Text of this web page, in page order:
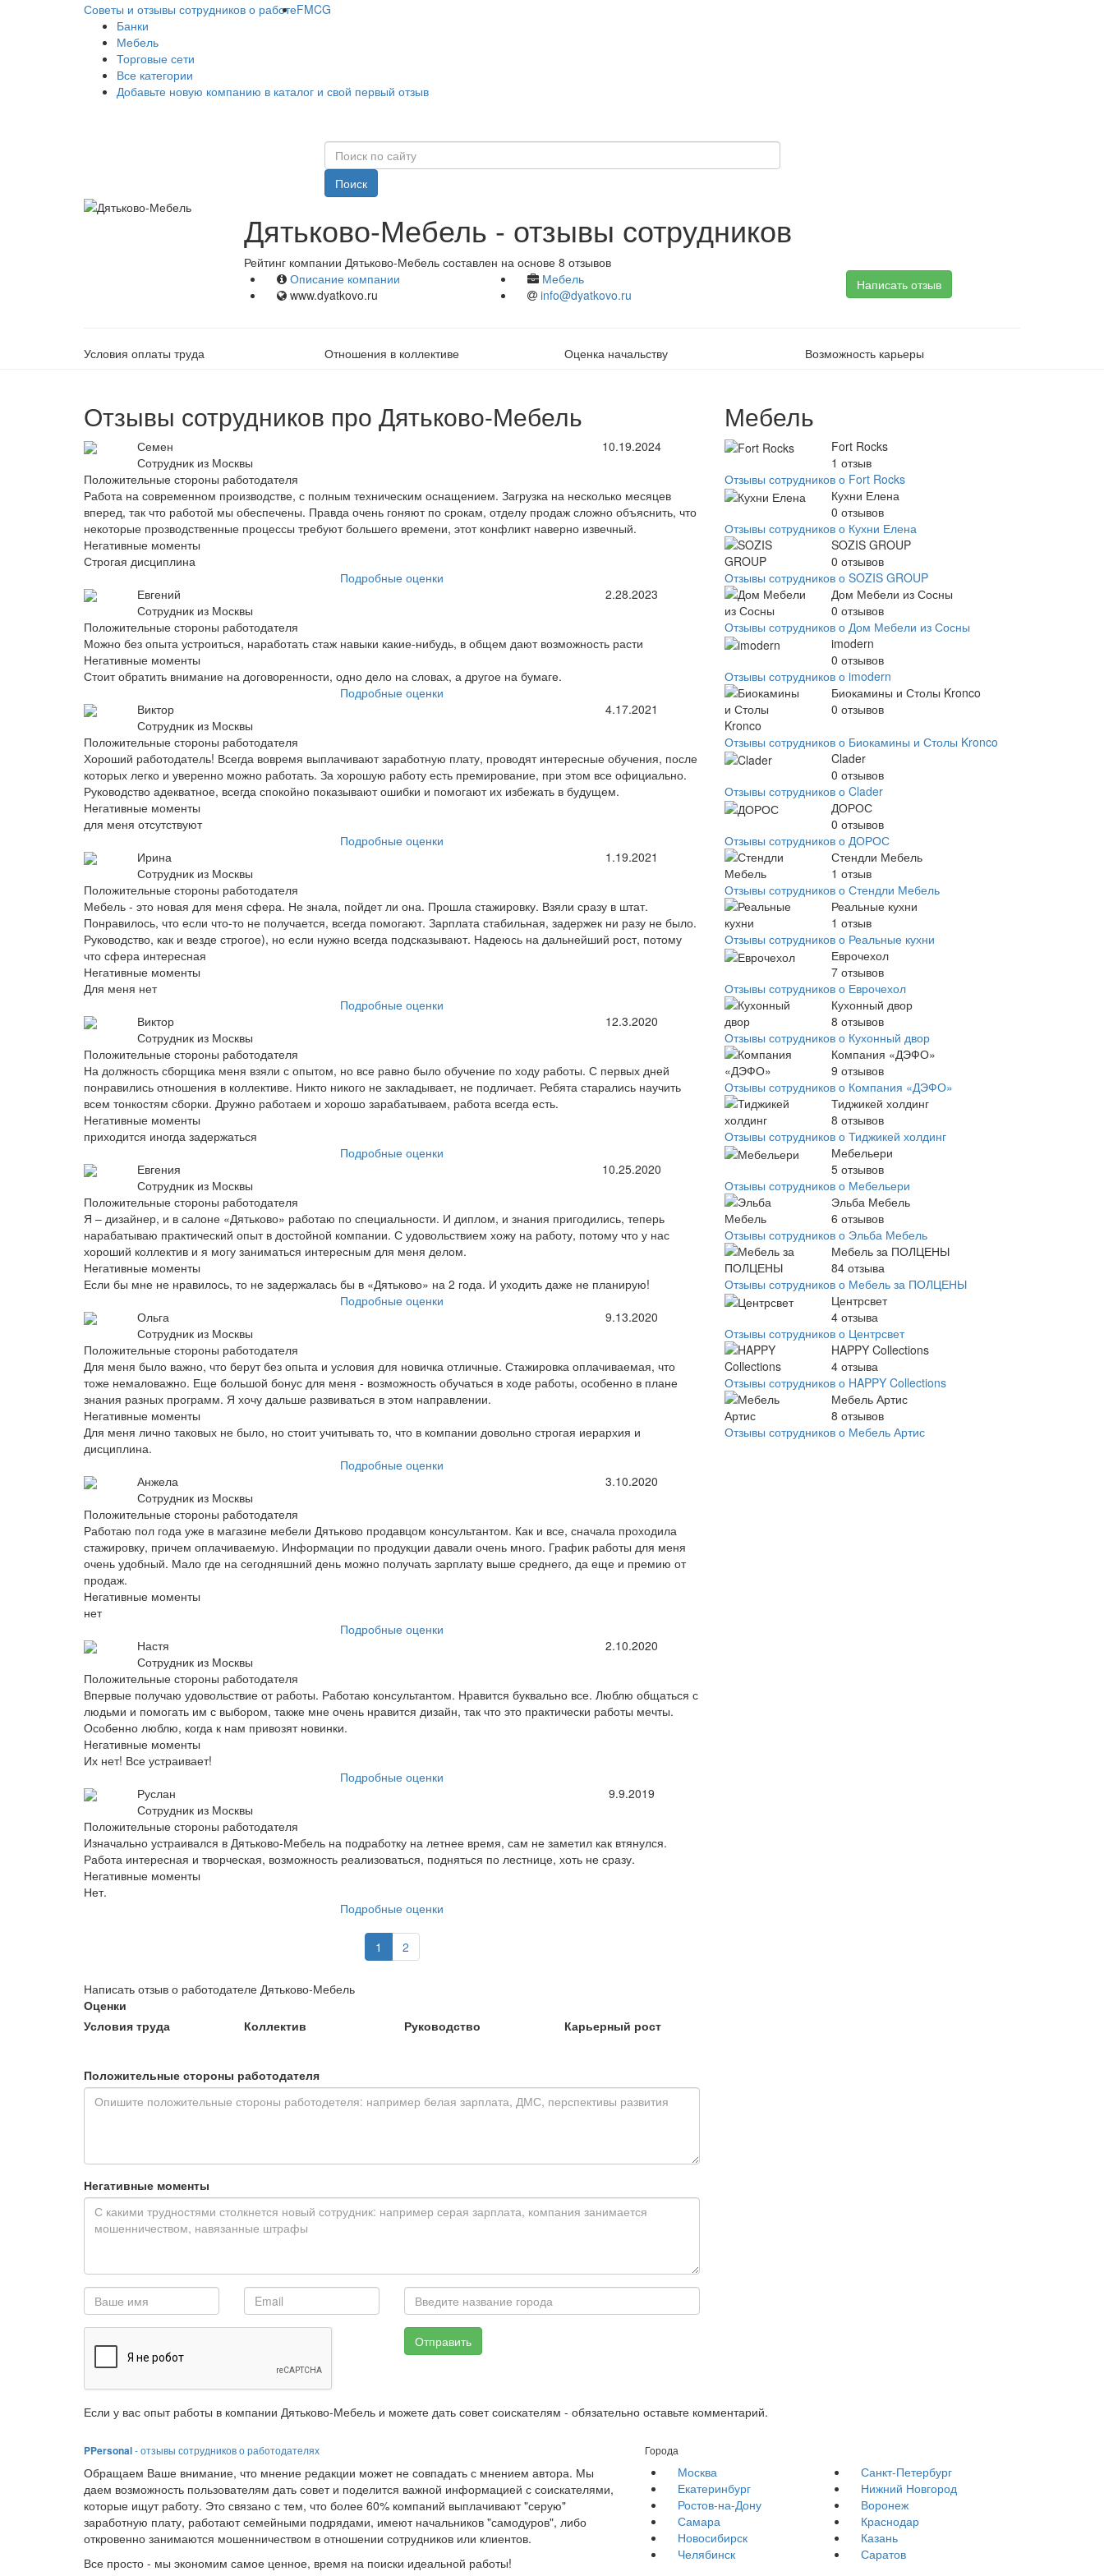
Советы и отзывы сотрудников о работеFMCG
Банки
Мебель
Торговые сети
Все категории
Добавьте новую компанию в каталог и свой первый отзыв
Поиск
Дятьково-Мебель - отзывы сотрудников
Рейтинг компании Дятьково-Мебель составлен на основе 8 отзывов
Описание компании
Мебель
www.dyatkovo.ru
info@dyatkovo.ru
Написать отзыв
Условия оплаты труда Отношения в коллективе Оценка начальству Возможность карьеры
Отзывы сотрудников про Дятьково-Мебель
Семен
Сотрудник из Москвы
10.19.2024
Положительные стороны работодателя
Работа на современном производстве, с полным техническим оснащением. Загрузка на несколько месяцев
вперед, так что работой мы обеспечены. Правда очень гоняют по срокам, отделу продаж сложно объяснить, что
некоторые прозводственные процессы требуют большего времени, этот конфликт наверно извечный.
Негативные моменты
Строгая дисциплина
Подробные оценки
Евгений
Сотрудник из Москвы
2.28.2023
Положительные стороны работодателя
Можно без опыта устроиться, наработать стаж навыки какие-нибудь, в общем дают возможность расти
Негативные моменты
Стоит обратить внимание на договоренности, одно дело на словах, а другое на бумаге.
Подробные оценки
Виктор
Сотрудник из Москвы
4.17.2021
Положительные стороны работодателя
Хороший работодатель! Всегда вовремя выплачивают заработную плату, проводят интересные обучения, после
которых легко и уверенно можно работать. За хорошую работу есть премирование, при этом все официально.
Руководство адекватное, всегда спокойно показывают ошибки и помогают их избежать в будущем.
Негативные моменты
для меня отсутствуют
Подробные оценки
Ирина
Сотрудник из Москвы
1.19.2021
Положительные стороны работодателя
Мебель - это новая для меня сфера. Не знала, пойдет ли она. Прошла стажировку. Взяли сразу в штат.
Понравилось, что если что-то не получается, всегда помогают. Зарплата стабильная, задержек ни разу не было.
Руководство, как и везде строгое), но если нужно всегда подсказывают. Надеюсь на дальнейший рост, потому
что сфера интересная
Негативные моменты
Для меня нет
Подробные оценки
Виктор
Сотрудник из Москвы
12.3.2020
Положительные стороны работодателя
На должность сборщика меня взяли с опытом, но все равно было обучение по ходу работы. С первых дней
понравились отношения в коллективе. Никто никого не закладывает, не подличает. Ребята старались научить
всем тонкостям сборки. Дружно работаем и хорошо зарабатываем, работа всегда есть.
Негативные моменты
приходится иногда задержаться
Подробные оценки
Евгения
Сотрудник из Москвы
10.25.2020
Положительные стороны работодателя
Я – дизайнер, и в салоне «Дятьково» работаю по специальности. И диплом, и знания пригодились, теперь
нарабатываю практический опыт в достойной компании. С удовольствием хожу на работу, потому что у нас
хороший коллектив и я могу заниматься интересным для меня делом.
Негативные моменты
Если бы мне не нравилось, то не задержалась бы в «Дятьково» на 2 года. И уходить даже не планирую!
Подробные оценки
Ольга
Сотрудник из Москвы
9.13.2020
Положительные стороны работодателя
Для меня было важно, что берут без опыта и условия для новичка отличные. Стажировка оплачиваемая, что
тоже немаловажно. Еще большой бонус для меня - возможность обучаться в ходе работы, особенно в плане
знания разных программ. Я хочу дальше развиваться в этом направлении.
Негативные моменты
Для меня лично таковых не было, но стоит учитывать то, что в компании довольно строгая иерархия и
дисциплина.
Подробные оценки
Анжела
Сотрудник из Москвы
3.10.2020
Положительные стороны работодателя
Работаю пол года уже в магазине мебели Дятьково продавцом консультантом. Как и все, сначала проходила
стажировку, причем оплачиваемую. Информации по продукции давали очень много. График работы для меня
очень удобный. Мало где на сегодняшний день можно получать зарплату выше среднего, да еще и премию от
продаж.
Негативные моменты
нет
Подробные оценки
Настя
Сотрудник из Москвы
2.10.2020
Положительные стороны работодателя
Впервые получаю удовольствие от работы. Работаю консультантом. Нравится буквально все. Люблю общаться с
людьми и помогать им с выбором, также мне очень нравится дизайн, так что это практически работы мечты.
Особенно люблю, когда к нам привозят новинки.
Негативные моменты
Их нет! Все устраивает!
Подробные оценки
Руслан
Сотрудник из Москвы
9.9.2019
Положительные стороны работодателя
Изначально устраивался в Дятьково-Мебель на подработку на летнее время, сам не заметил как втянулся.
Работа интересная и творческая, возможность реализоваться, подняться по лестнице, хоть не сразу.
Негативные моменты
Нет.
Подробные оценки
1 2
Написать отзыв о работодателе Дятьково-Мебель
Оценки
Условия труда
Коллектив Руководство Карьерный рост
Положительные стороны работодателя
Негативные моменты
Отправить
Мебель
Fort Rocks
1 отзыв
Отзывы сотрудников о Fort Rocks
Кухни Елена
0 отзывов
Отзывы сотрудников о Кухни Елена
SOZIS GROUP
0 отзывов
Отзывы сотрудников о SOZIS GROUP
Дом Мебели из Сосны
0 отзывов
Отзывы сотрудников о Дом Мебели из Сосны
imodern
0 отзывов
Отзывы сотрудников о imodern
Биокамины и Столы Kronco
0 отзывов
Отзывы сотрудников о Биокамины и Столы Kronco
Clader
0 отзывов
Отзывы сотрудников о Clader
ДОРОС
0 отзывов
Отзывы сотрудников о ДОРОС
Стендли Мебель
1 отзыв
Отзывы сотрудников о Стендли Мебель
Реальные кухни
1 отзыв
Отзывы сотрудников о Реальные кухни
Еврочехол
7 отзывов
Отзывы сотрудников о Еврочехол
Кухонный двор
8 отзывов
Отзывы сотрудников о Кухонный двор
Компания «ДЭФО»
9 отзывов
Отзывы сотрудников о Компания «ДЭФО»
Тиджикей холдинг
8 отзывов
Отзывы сотрудников о Тиджикей холдинг
Мебельери
5 отзывов
Отзывы сотрудников о Мебельери
Эльба Мебель
6 отзывов
Отзывы сотрудников о Эльба Мебель
Мебель за ПОЛЦЕНЫ
84 отзыва
Отзывы сотрудников о Мебель за ПОЛЦЕНЫ
Центрсвет
4 отзыва
Отзывы сотрудников о Центрсвет
HAPPY Collections
4 отзыва
Отзывы сотрудников о HAPPY Collections
Мебель Артис
8 отзывов
Отзывы сотрудников о Мебель Артис
Если у вас опыт работы в компании Дятьково-Мебель и можете дать совет соискателям - обязательно оставьте комментарий.
PPersonal- отзывы сотрудников о работодателях
Обращаем Ваше внимание, что мнение редакции может не совпадать с мнением автора. Мы
даем возможность пользователям дать совет и поделится важной информацией с соискателями,
которые ищут работу. Это связано с тем, что более 60% компаний выплачивают "серую"
заработную плату, работают семейными подрядами, имеют начальников "самодуров", либо
откровенно занимаются мошенничеством в отношении сотрудников или клиентов.
Все просто - мы экономим самое ценное, время на поиски идеальной работы!
Города
Москва
Санкт-Петербург
Екатеринбург
Нижний Новгород
Ростов-на-Дону
Воронеж
Самара
Краснодар
Новосибирск
Казань
Челябинск
Саратов